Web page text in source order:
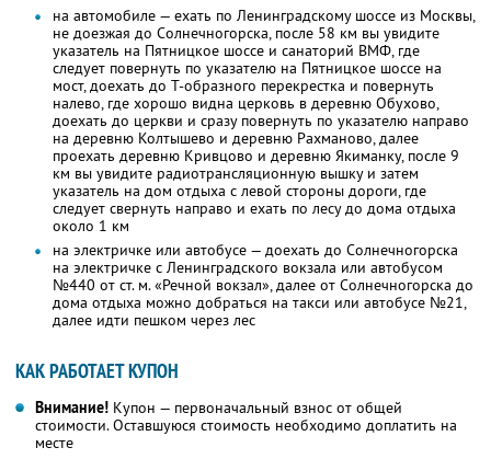
на автомобиле — ехать по Ленинградскому шоссе из Москвы,
не доезжая до Солнечногорска, после 58 км вы увидите
указатель на Пятницкое шоссе и санаторий ВМФ, где
следует повернуть по указателю на Пятницкое шоссе на
мост, доехать до Т-образного перекрестка и повернуть
налево, где хорошо видна церковь в деревню Обухово,
доехать до церкви и сразу повернуть по указателю направо
на деревню Колтышево и деревню Рахманово, далее
проехать деревню Кривцово и деревню Якиманку, после 9
км вы увидите радиотрансляционную вышку и затем
указатель на дом отдыха с левой стороны дороги, где
следует свернуть направо и ехать по лесу до дома отдыха
около 1 км
на электричке или автобусе — доехать до Солнечногорска
на электричке с Ленинградского вокзала или автобусом
№440 от ст. м. «Речной вокзал», далее от Солнечногорска до
дома отдыха можно добраться на такси или автобусе №21,
далее идти пешком через лес
КАК РАБОТАЕТ КУПОН
Внимание! Купон — первоначальный взнос от общей
стоимости. Оставшуюся стоимость необходимо доплатить на
месте